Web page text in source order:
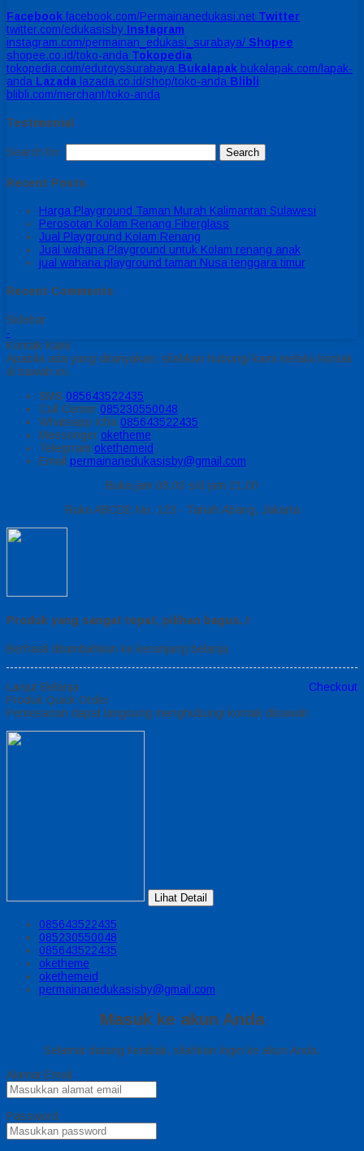
Facebook facebook.com/Permainanedukasi.net Twitter
twitter.com/edukasisby Instagram
instagram.com/permainan_edukasi_surabaya/ Shopee
shopee.co.id/toko-anda Tokopedia
tokopedia.com/edutoyssurabaya Bukalapak bukalapak.com/lapak-
anda Lazada lazada.co.id/shop/toko-anda Blibli
blibli.com/merchant/toko-anda
Testimonial
Search for:
Recent Posts
Harga Playground Taman Murah Kalimantan Sulawesi
Perosotan Kolam Renang Fiberglass
Jual Playground Kolam Renang
Jual wahana Playground untuk Kolam renang anak
jual wahana playground taman Nusa tenggara timur
Recent Comments
Sidebar
-
Kontak Kami
Apabila ada yang ditanyakan, silahkan hubungi kami melalui kontak
di bawah ini.
SMS 085643522435
Call Center 085230550048
Whatsapp Icha 085643522435
Messenger oketheme
Telegrram okethemeid
Email permainanedukasisby@gmail.com
Buka jam 08.00 s/d jam 21.00
Ruko ABCDE No. 123 - Tanah Abang, Jakarta
Produk yang sangat tepat, pilihan bagus..!
Berhasil ditambahkan ke keranjang belanja
Lanjut Belanja
Checkout
Produk Quick Order
Pemesanan dapat langsung menghubungi kontak dibawah:
Lihat Detail
085643522435
085230550048
085643522435
oketheme
okethemeid
permainanedukasisby@gmail.com
Masuk ke akun Anda
Selamat datang kembali, silahkan login ke akun Anda.
Alamat Email
Password